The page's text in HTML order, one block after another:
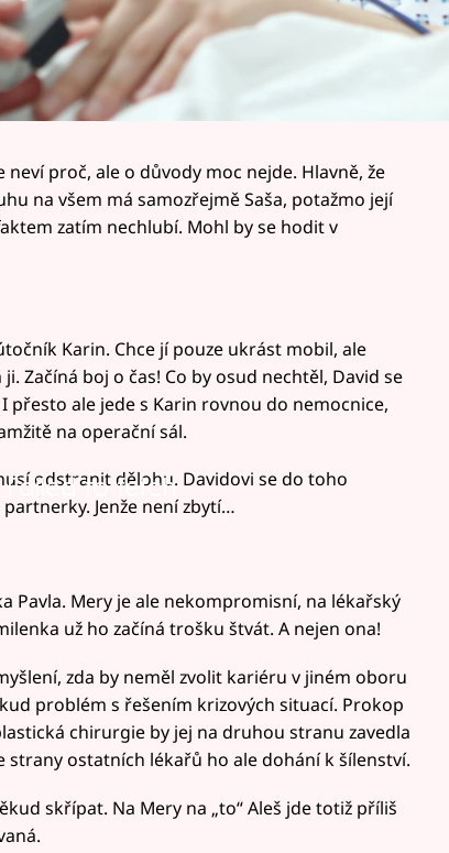
proč, ale o důvody moc nejde. Hlavně, že
na všem má samozřejmě Saša, potažmo její
zatím nechlubí. Mohl by se hodit v
Karin. Chce jí pouze ukrást mobil, ale
Začíná boj o čas! Co by osud nechtěl, David se
přesto ale jede s Karin rovnou do nemocnice,
na operační sál.
Failed to fetch
odstranit dělohu. Davidovi se do toho
Jenže není zbytí…
Pavla. Mery je ale nekompromisní, na lékařský
už ho začíná trošku štvát. A nejen ona!
zda by neměl zvolit kariéru v jiném oboru
problém s řešením krizových situací. Prokop
chirurgie by jej na druhou stranu zavedla
strany ostatních lékařů ho ale dohání k šílenství.
skřípat. Na Mery na „to“ Aleš jde totiž příliš